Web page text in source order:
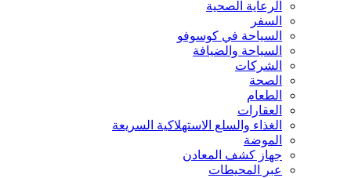
الرعاية الصحية
السفر
السياحة في كوسوفو
السياحة والضيافة
الشركات
الصحة
الطعام
العقارات
الغذاء والسلع الاستهلاكية السريعة
الموضة
جهاز كشف المعادن
عبر المحيطات